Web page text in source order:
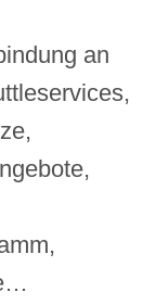
an